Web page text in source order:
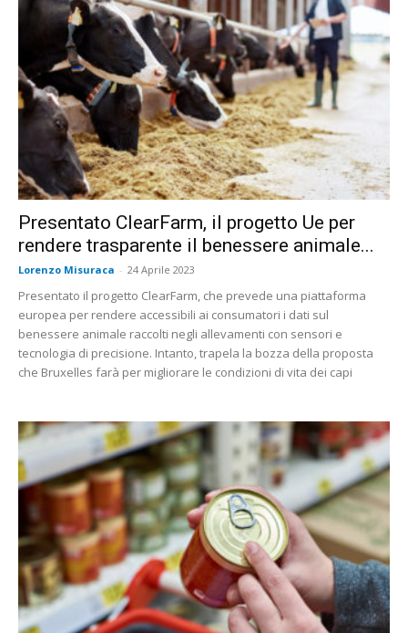
Presentato ClearFarm, il progetto Ue per
rendere trasparente il benessere animale...
Lorenzo Misuraca - 24 Aprile 2023
Presentato il progetto ClearFarm, che prevede una piattaforma
europea per rendere accessibili ai consumatori i dati sul
benessere animale raccolti negli allevamenti con sensori e
tecnologia di precisione. Intanto, trapela la bozza della proposta
che Bruxelles farà per migliorare le condizioni di vita dei capi